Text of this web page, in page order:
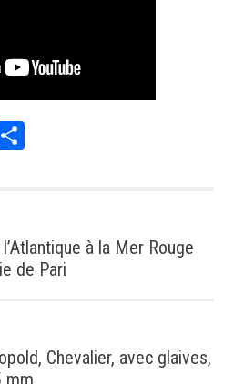
Share
à la Mer Rouge
de Pari
Chevalier, avec glaives,
mm